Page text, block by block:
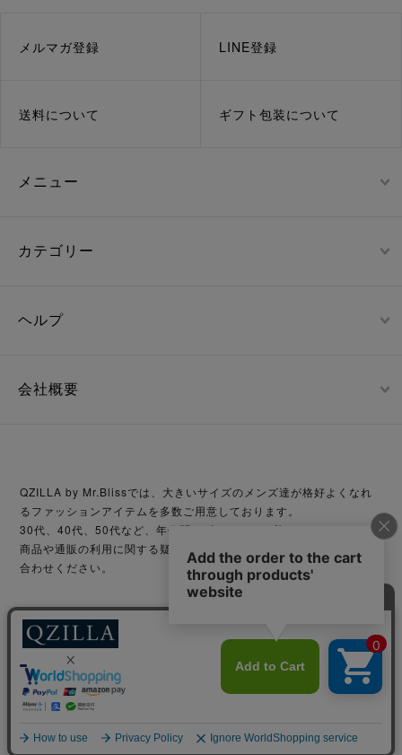
メルマガ登録 LINE登録
送料について ギフト包装について
メニュー
カテゴリー
ヘルプ
会社概要
QZILLA by Mr.Blissでは、大きいサイズのメンズ達が格好よくなれ
るファッションアイテムを多数ご用意しております。
30代、40代、50代など、年代問わずどなたでも着こなせます。
商品や通販の利用に関する疑問等がございましたら、お気軽にお問い
合わせください。